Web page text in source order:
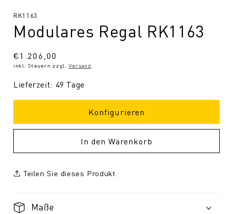
SKU:
RK1163
Modulares Regal RK1163
Normaler
Preis
€1.206,00
inkl. Steuern zzgl. Versand
Lieferzeit: 49 Tage
Konfigurieren
In den Warenkorb
Teilen Sie dieses Produkt
Maße